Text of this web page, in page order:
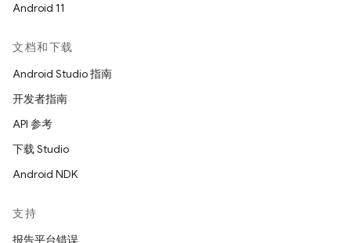
Android 11
文档和下载
Android Studio 指南
开发者指南
API 参考
下载 Studio
Android NDK
支持
报告平台错误